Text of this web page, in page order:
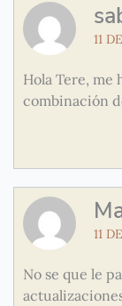
11
Hola Tere, me
combinación
11
No se que le